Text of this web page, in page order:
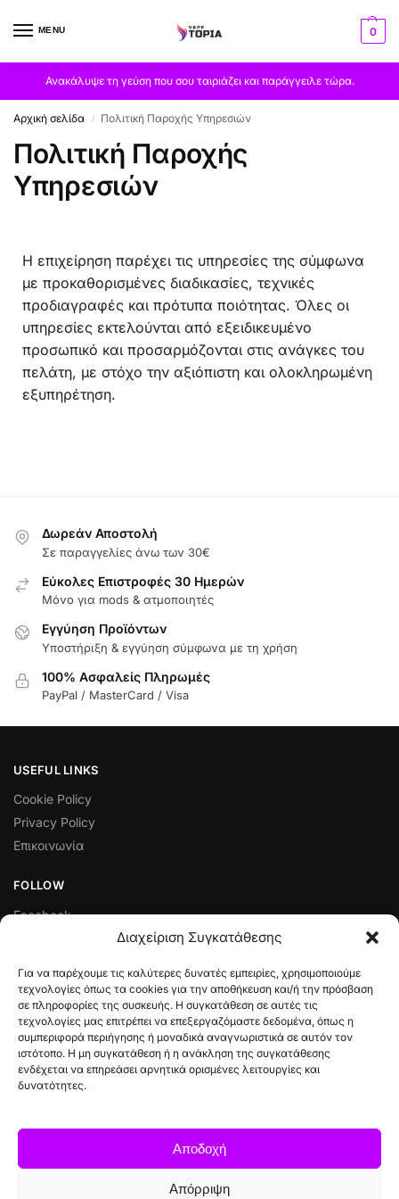
Διαχείριση Συγκατάθεσης
Για να παρέχουμε τις καλύτερες δυνατές εμπειρίες, χρησιμοποιούμε
τεχνολογίες όπως τα cookies για την αποθήκευση και/ή την πρόσβαση
σε πληροφορίες της συσκευής. Η συγκατάθεση σε αυτές τις
τεχνολογίες μας επιτρέπει να επεξεργαζόμαστε δεδομένα, όπως η
συμπεριφορά περιήγησης ή μοναδικά αναγνωριστικά σε αυτόν τον
ιστότοπο. Η μη συγκατάθεση ή η ανάκληση της συγκατάθεσης
ενδέχεται να επηρεάσει αρνητικά ορισμένες λειτουργίες και
δυνατότητες.
Αποδοχή
Απόρριψη
MENU 0
Ανακάλυψε τη γεύση που σου ταιριάζει και παράγγειλε τώρα.
Αρχική σελίδα / Πολιτική Παροχής Υπηρεσιών
Πολιτική Παροχής
Υπηρεσιών
Η επιχείρηση παρέχει τις υπηρεσίες της σύμφωνα
με προκαθορισμένες διαδικασίες, τεχνικές
προδιαγραφές και πρότυπα ποιότητας. Όλες οι
υπηρεσίες εκτελούνται από εξειδικευμένο
προσωπικό και προσαρμόζονται στις ανάγκες του
πελάτη, με στόχο την αξιόπιστη και ολοκληρωμένη
εξυπηρέτηση.
Δωρεάν Αποστολή
Σε παραγγελίες άνω των 30€
Εύκολες Επιστροφές 30 Ημερών
Μόνο για mods & ατμοποιητές
Εγγύηση Προϊόντων
Υποστήριξη & εγγύηση σύμφωνα με τη χρήση
100% Ασφαλείς Πληρωμές
PayPal / MasterCard / Visa
USEFUL LINKS
Cookie Policy
Privacy Policy
Επικοινωνία
FOLLOW
Facebook
ΠΟΛΙΤΙΚΈΣ ΛΕΙΤΟΥΡΓΊΑΣ ΚΑΙ ΔΙΑΧΕΊΡΙΣΗΣ ΣΥΝΑΛΛΑΓΏΝ
Πολιτική Ελαττωματικού Προϊόντος
Τρόποι Πληρωμής
Όροι & Προϋποθέσεις
Πολιτική Επιστροφών
© 2025 All rights reserved to